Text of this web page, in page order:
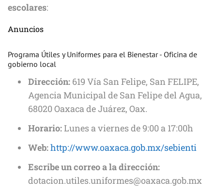
escolares:
Anuncios
Programa Útiles y Uniformes para el Bienestar - Oficina de
gobierno local
Dirección: 619 Vía San Felipe, San FELIPE,
Agencia Municipal de San Felipe del Agua,
68020 Oaxaca de Juárez, Oax.
Horario:Lunes a viernes de 9:00 a 17:00h
Web:http://www.oaxaca.gob.mx/sebienti
Escribe un correo a la dirección:
dotacion.utiles.uniformes@oaxaca.gob.mx